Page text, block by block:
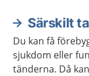
Särskilt
Du kan få
sjukdom eller
tänderna. Då